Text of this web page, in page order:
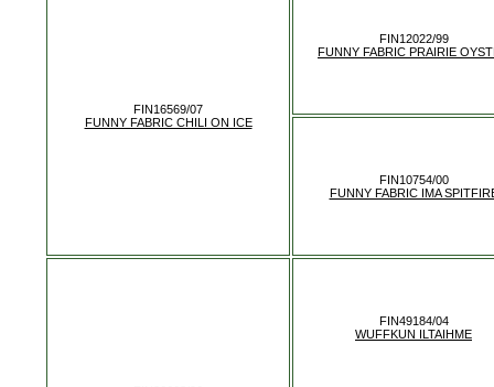
FIN16569/07
FUNNY FABRIC CHILI ON ICE
FIN12022/99
FUNNY FABRIC PRAIRIE
FIN10754/00
FUNNY FABRIC IMA
FIN49184/04
WUFFKUN ILTAIHME